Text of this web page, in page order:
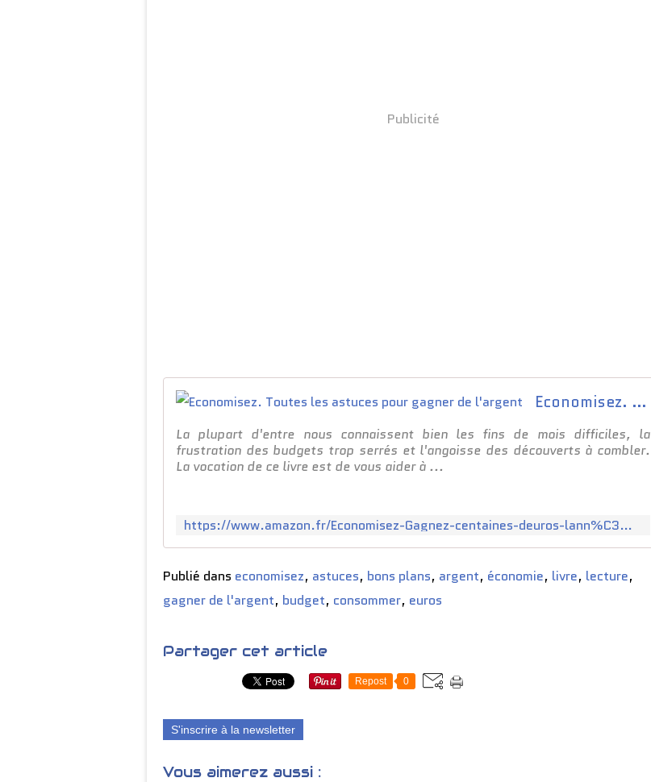
Publicité
Economisez. Toutes les astuces pour gagner de l'argent
La plupart d'entre nous connaissent bien les fins de mois difficiles, la
frustration des budgets trop serrés et l'angoisse des découverts à combler.
La vocation de ce livre est de vous aider à ...
https://www.amazon.fr/Economisez-Gagnez-centaines-deuros-lann%C3%A9e/dp/2380580316
Publié dans economisez, astuces, bons plans, argent, économie, livre, lecture,
gagner de l'argent, budget, consommer, euros
Partager cet article
Repost 0
S'inscrire à la newsletter
Vous aimerez aussi :